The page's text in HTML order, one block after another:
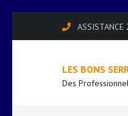
au
ASSISTANCE
LES BONS
Des